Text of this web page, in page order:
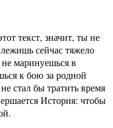
текст, значит, ты не
сейчас тяжело
маринуешься в
к бою за родной
стал бы тратить время
История: чтобы